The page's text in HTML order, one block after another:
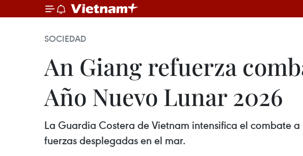
SOCIEDAD
An Giang refuerza
Año Nuevo Lunar 2026
La Guardia Costera de Vietnam intensifica el combate
fuerzas desplegadas en el mar.